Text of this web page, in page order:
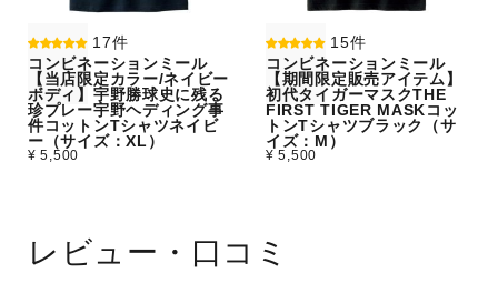
17件
コンビネーションミール
【当店限定カラー/ネイビー
ボディ】宇野勝球史に残る
珍プレー宇野ヘディング事
件コットンTシャツネイビ
ー（サイズ：XL）
¥ 5,500
15件
コンビネーションミール
【期間限定販売アイテム】
初代タイガーマスクTHE
FIRST TIGER MASKコッ
トンTシャツブラック（サ
イズ：M）
¥ 5,500
レビュー・口コミ